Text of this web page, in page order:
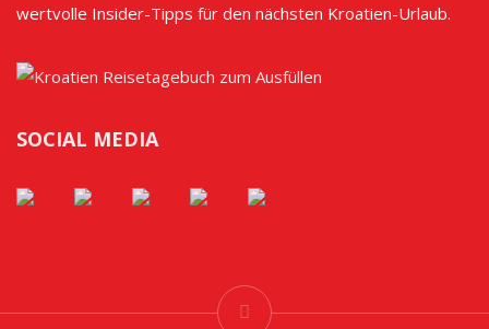
wertvolle Insider-Tipps für den nächsten Kroatien-Urlaub.
SOCIAL MEDIA